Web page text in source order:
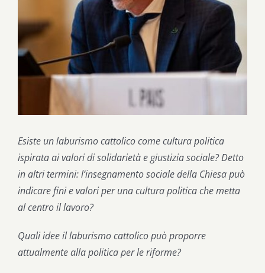
Esiste un laburismo cattolico come cultura politica
ispirata ai valori di solidarietà e giustizia sociale? Detto
in altri termini: l’insegnamento sociale della Chiesa può
indicare fini e valori per una cultura politica che metta
al centro il lavoro?
Quali idee il laburismo cattolico può proporre
attualmente alla politica per le riforme?